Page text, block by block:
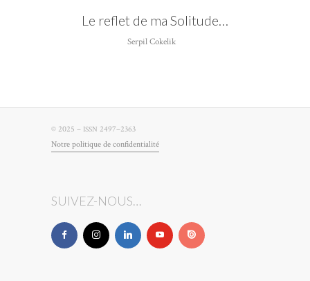
Le reflet de ma Solitude…
Serpil Cokelik
© 2025 – ISSN 2497–2363
Notre poli­tique de confidentialité
SUIVEZ-NOUS…